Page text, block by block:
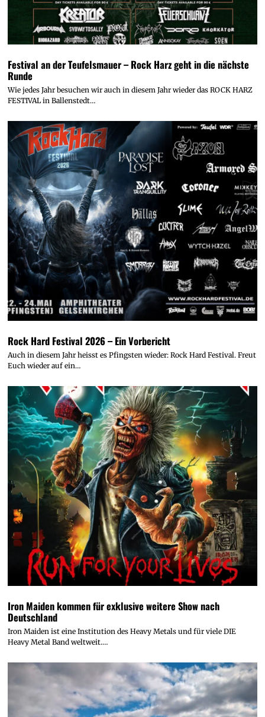
Festival an der Teufelsmauer – Rock Harz geht in die nächste
Runde
Wie jedes Jahr besuchen wir auch in diesem Jahr wieder das ROCK HARZ
FESTIVAL in Ballenstedt…
Rock Hard Festival 2026 – Ein Vorbericht
Auch in diesem Jahr heisst es Pfingsten wieder: Rock Hard Festival. Freut
Euch wieder auf ein…
Iron Maiden kommen für exklusive weitere Show nach
Deutschland
Iron Maiden ist eine Institution des Heavy Metals und für viele DIE
Heavy Metal Band weltweit.…